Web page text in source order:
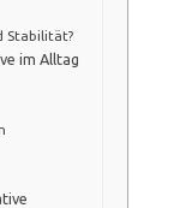
Stabilität?
im Alltag